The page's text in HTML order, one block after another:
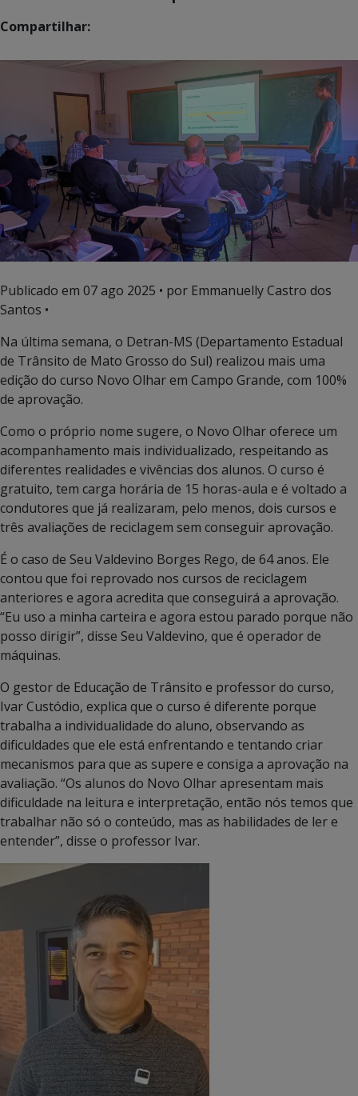
Compartilhar:
Publicado em 07 ago 2025 • por Emmanuelly Castro dos
Santos •
Na última semana, o Detran-MS (Departamento Estadual
de Trânsito de Mato Grosso do Sul) realizou mais uma
edição do curso Novo Olhar em Campo Grande, com 100%
de aprovação.
Como o próprio nome sugere, o Novo Olhar oferece um
acompanhamento mais individualizado, respeitando as
diferentes realidades e vivências dos alunos. O curso é
gratuito, tem carga horária de 15 horas-aula e é voltado a
condutores que já realizaram, pelo menos, dois cursos e
três avaliações de reciclagem sem conseguir aprovação.
É o caso de Seu Valdevino Borges Rego, de 64 anos. Ele
contou que foi reprovado nos cursos de reciclagem
anteriores e agora acredita que conseguirá a aprovação.
“Eu uso a minha carteira e agora estou parado porque não
posso dirigir”, disse Seu Valdevino, que é operador de
máquinas.
O gestor de Educação de Trânsito e professor do curso,
Ivar Custódio, explica que o curso é diferente porque
trabalha a individualidade do aluno, observando as
dificuldades que ele está enfrentando e tentando criar
mecanismos para que as supere e consiga a aprovação na
avaliação. “Os alunos do Novo Olhar apresentam mais
dificuldade na leitura e interpretação, então nós temos que
trabalhar não só o conteúdo, mas as habilidades de ler e
entender”, disse o professor Ivar.